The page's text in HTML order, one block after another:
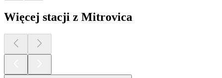
Więcej stacji z Mitrovica